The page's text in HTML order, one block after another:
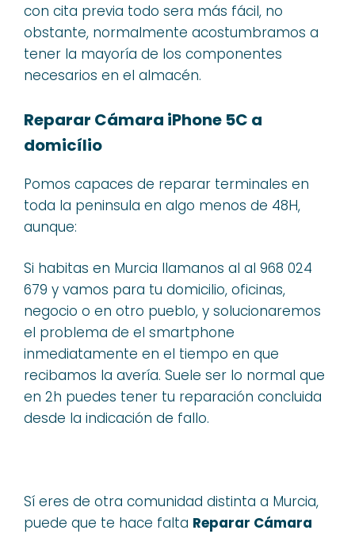
con cita previa todo sera más fácil, no
obstante, normalmente acostumbramos a
tener la mayoría de los componentes
necesarios en el almacén.
Reparar Cámara iPhone 5C a
domicílio
Pomos capaces de reparar terminales en
toda la peninsula en algo menos de 48H,
aunque:
Si habitas en Murcia llamanos al al 968 024
679 y vamos para tu domicilio, oficinas,
negocio o en otro pueblo, y solucionaremos
el problema de el smartphone
inmediatamente en el tiempo en que
recibamos la avería. Suele ser lo normal que
en 2h puedes tener tu reparación concluida
desde la indicación de fallo.
Sí eres de otra comunidad distinta a Murcia,
puede que te hace falta Reparar Cámara